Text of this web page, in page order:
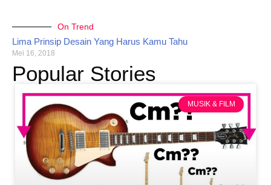
On Trend
Lima Prinsip Desain Yang Harus Kamu Tahu
Mei 16, 2018
Popular Stories
MUSIK & FILM